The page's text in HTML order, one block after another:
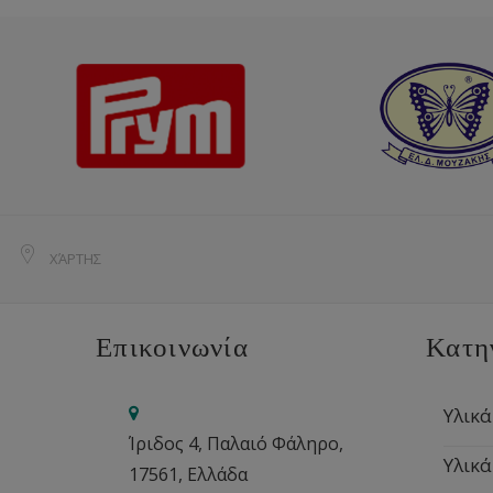
ΧΆΡΤΗΣ
Επικοινωνία
Ίριδος 4, Παλαιό Φάληρο,
17561, Ελλάδα